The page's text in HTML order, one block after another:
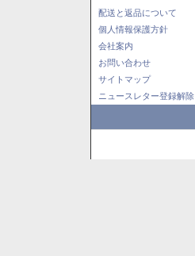
配送と返品について
個人情報保護方針
会社案内
お問い合わせ
サイトマップ
ニュースレター登録解除